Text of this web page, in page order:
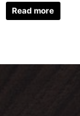
Read more